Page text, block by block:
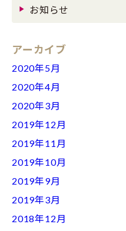
お知らせ
アーカイブ
2020年5月
2020年4月
2020年3月
2019年12月
2019年11月
2019年10月
2019年9月
2019年3月
2018年12月